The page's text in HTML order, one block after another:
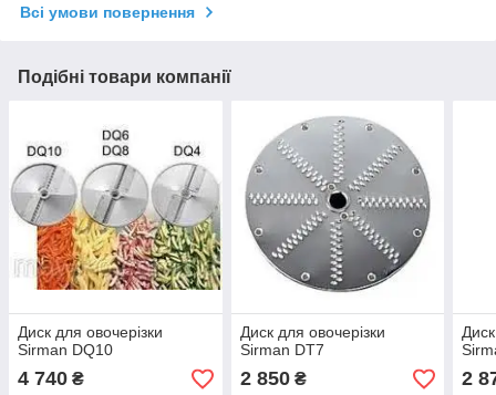
Всі умови повернення
Подібні товари компанії
Диск для овочерізки
Sirman DQ10
4 740 ₴
Диск для овочерізки
Sirman DT7
2 850₴ 2